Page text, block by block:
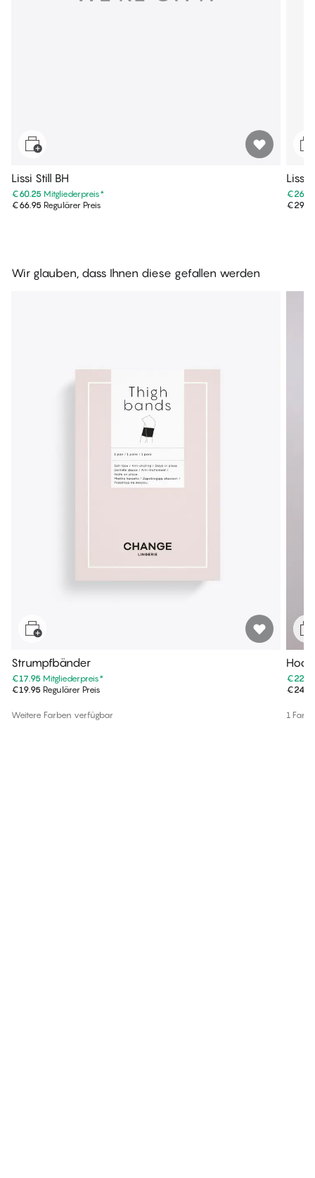
Lissi Still BH
€60.25 Mitgliederpreis*
€66.95 Regulärer Preis
Lissi
Wir glauben, dass Ihnen diese gefallen werden
Strumpfbänder
€17.95 Mitgliederpreis*
€19.95 Regulärer Preis
Weitere Farben verfügbar 1